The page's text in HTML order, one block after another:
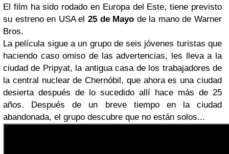
El film ha sido rodado en Europa del Este, tiene previsto
su estreno en USA el 25 de Mayo de la mano de Warner
Bros.
La película sigue a un grupo de seis jóvenes turistas que
haciendo caso omiso de las advertencias, les lleva a la
ciudad de Pripyat, la antigua casa de los trabajadores de
la central nuclear de Chernóbil, que ahora es una ciudad
desierta después de lo sucedido allí hace más de 25
años. Después de un breve tiempo en la ciudad
abandonada, el grupo descubre que no están solos...